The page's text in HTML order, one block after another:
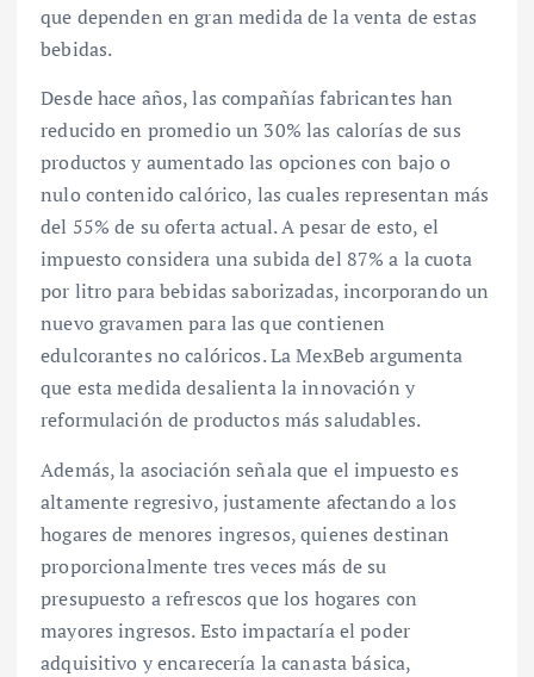
que dependen en gran medida de la venta de estas
bebidas.
Desde hace años, las compañías fabricantes han
reducido en promedio un 30% las calorías de sus
productos y aumentado las opciones con bajo o
nulo contenido calórico, las cuales representan más
del 55% de su oferta actual. A pesar de esto, el
impuesto considera una subida del 87% a la cuota
por litro para bebidas saborizadas, incorporando un
nuevo gravamen para las que contienen
edulcorantes no calóricos. La MexBeb argumenta
que esta medida desalienta la innovación y
reformulación de productos más saludables.
Además, la asociación señala que el impuesto es
altamente regresivo, justamente afectando a los
hogares de menores ingresos, quienes destinan
proporcionalmente tres veces más de su
presupuesto a refrescos que los hogares con
mayores ingresos. Esto impactaría el poder
adquisitivo y encarecería la canasta básica,